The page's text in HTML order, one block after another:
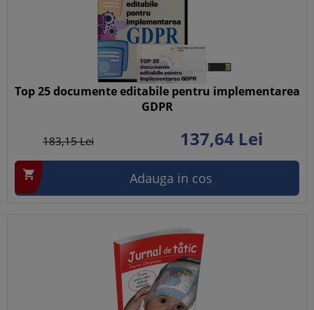
Top 25 documente editabile pentru implementarea
GDPR
183,15Lei 137,64Lei
 Adauga in cos